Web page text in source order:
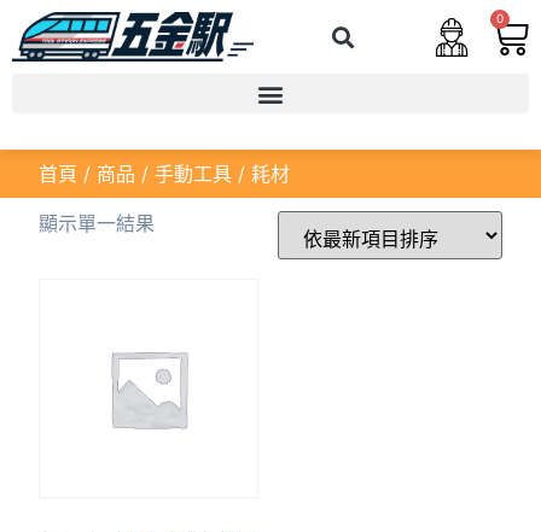
0
首頁 / 商品 /手動工具 / 耗材
顯示單一結果